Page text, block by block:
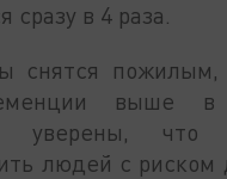
сразу в 4 раза.
снятся пожилым,
выше в
уверены, что
людей с